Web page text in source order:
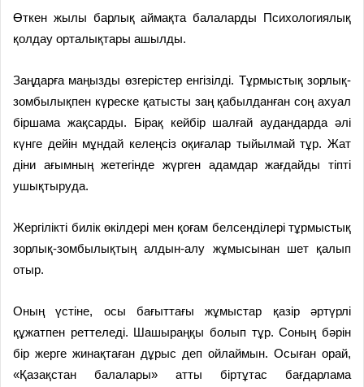
Өткен жылы барлық аймақта балаларды Психологиялық
қолдау орталықтары ашылды.
Заңдарға маңызды өзгерістер енгізілді. Тұрмыстық зорлық-
зомбылықпен күреске қатысты заң қабылданған соң ахуал
біршама жақсарды. Бірақ кейбір шалғай аудандарда әлі
күнге дейін мұндай келеңсіз оқиғалар тыйылмай тұр. Жат
діни ағымның жетегінде жүрген адамдар жағдайды тіпті
ушықтыруда.
Жергілікті билік өкілдері мен қоғам белсенділері тұрмыстық
зорлық-зомбылықтың алдын-алу жұмысынан шет қалып
отыр.
Оның үстіне, осы бағыттағы жұмыстар қазір әртүрлі
құжатпен реттеледі. Шашыраңқы болып тұр. Соның бәрін
бір жерге жинақтаған дұрыс деп ойлаймын. Осыған орай,
«Қазақстан балалары» атты біртұтас бағдарлама